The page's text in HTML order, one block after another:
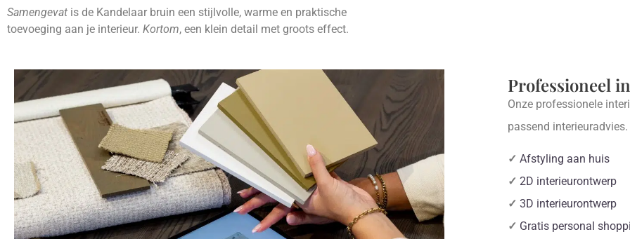
Samengevat is de Kandelaar bruin een stijlvolle, warme en praktische
toevoeging aan je interieur. Kortom, een klein detail met groots effect.
Professioneel
Onze professionele
passend interieuradvies.
✓ Afstyling aan huis
✓ 2D interieurontwerp
✓ 3D interieurontwerp
✓ Gratis personal